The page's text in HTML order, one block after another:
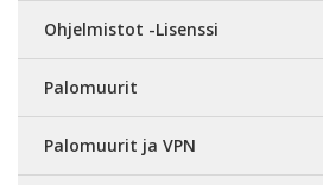
Ohjelmistot -Lisenssi
Palomuurit
Palomuurit ja VPN